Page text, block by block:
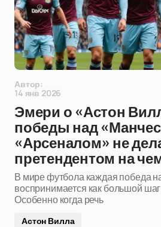
Автор:
14 янв 2026
Эмери о «Астон
победы над
«Арсеналом» не
претендентом на
В мире футбола каждая победа
воспринимается как большой
Особенно когда речь
Астон Вилла